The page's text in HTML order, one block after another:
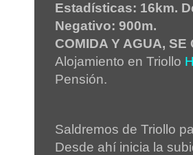
Estadísticas: 16km.
Negativo: 900m.
COMIDA Y AGUA, SE
Alojamiento en Triollo
Pensión.
Saldremos de Triollo
Desde ahí inicia la